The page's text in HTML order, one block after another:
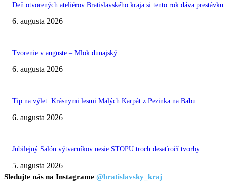
Deň otvorených ateliérov Bratislavského kraja si tento rok dáva prestávku
6. augusta 2026
Tvorenie v auguste – Mlok dunajský
6. augusta 2026
Tip na výlet: Krásnymi lesmi Malých Karpát z Pezinka na Babu
6. augusta 2026
Jubilejný Salón výtvarníkov nesie STOPU troch desaťročí tvorby
5. augusta 2026
Sledujte nás na Instagrame @bratislavsky_kraj